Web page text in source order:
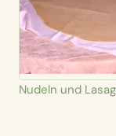
Nudeln und